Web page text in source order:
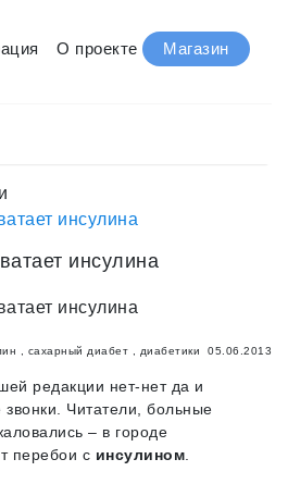
О проекте Магазин
инсулина
инсулина
сахарный диабет диабетики 05.06.2013
редакции нет-нет да и
Читатели, больные
– в городе
перебои с инсулином